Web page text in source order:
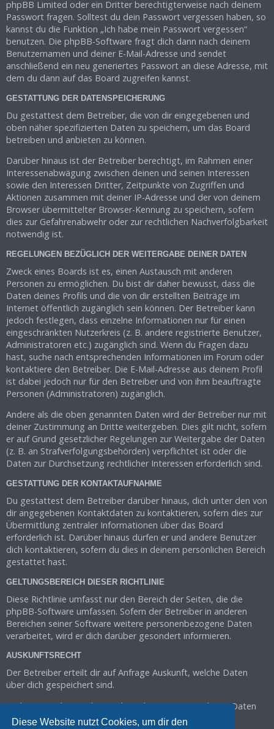
Diese Website nutzt Cookies, um dir den
phpBB Limited oder ein Dritter berechtigterweise nach deinem
Passwort fragen. Solltest du dein Passwort vergessen haben, so
kannst du die Funktion „Ich habe mein Passwort vergessen“
benutzen. Die phpBB-Software fragt dich dann nach deinem
Benutzernamen und deiner E-Mail-Adresse und sendet
anschließend ein neu generiertes Passwort an diese Adresse, mit
dem du dann auf das Board zugreifen kannst.
GESTATTUNG DER DATENSPEICHERUNG
Du gestattest dem Betreiber, die von dir eingegebenen und
oben näher spezifizierten Daten zu speichern, um das Board
betreiben und anbieten zu können.
Darüber hinaus ist der Betreiber berechtigt, im Rahmen einer
Interessenabwägung zwischen deinen und seinen Interessen
sowie den Interessen Dritter, Zeitpunkte von Zugriffen und
Aktionen zusammen mit deiner IP-Adresse und der von deinem
Browser übermittelter Browser-Kennung zu speichern, sofern
dies zur Gefahrenabwehr oder zur rechtlichen Nachverfolgbarkeit
notwendig ist.
REGELUNGEN BEZÜGLICH DER WEITERGABE DEINER DATEN
Zweck eines Boards ist es, einen Austausch mit anderen
Personen zu ermöglichen. Du bist dir daher bewusst, dass die
Daten deines Profils und die von dir erstellten Beiträge im
Internet öffentlich zugänglich sein können. Der Betreiber kann
jedoch festlegen, dass einzelne Informationen nur für einen
eingeschränkten Nutzerkreis (z. B. andere registrierte Benutzer,
Administratoren etc.) zugänglich sind. Wenn du Fragen dazu
hast, suche nach entsprechenden Informationen im Forum oder
kontaktiere den Betreiber. Die E-Mail-Adresse aus deinem Profil
ist dabei jedoch nur für den Betreiber und von ihm beauftragte
Personen (Administratoren) zugänglich.
Andere als die oben genannten Daten wird der Betreiber nur mit
deiner Zustimmung an Dritte weitergeben. Dies gilt nicht, sofern
er auf Grund gesetzlicher Regelungen zur Weitergabe der Daten
(z. B. an Strafverfolgungsbehörden) verpflichtet ist oder die
Daten zur Durchsetzung rechtlicher Interessen erforderlich sind.
GESTATTUNG DER KONTAKTAUFNAHME
Du gestattest dem Betreiber darüber hinaus, dich unter den von
dir angegebenen Kontaktdaten zu kontaktieren, sofern dies zur
Übermittlung zentraler Informationen über das Board
erforderlich ist. Darüber hinaus dürfen er und andere Benutzer
dich kontaktieren, sofern du dies in deinem persönlichen Bereich
gestattet hast.
GELTUNGSBEREICH DIESER RICHTLINIE
Diese Richtlinie umfasst nur den Bereich der Seiten, die die
phpBB-Software umfassen. Sofern der Betreiber in anderen
Bereichen seiner Software weitere personenbezogene Daten
verarbeitet, wird er dich darüber gesondert informieren.
AUSKUNFTSRECHT
Der Betreiber erteilt dir auf Anfrage Auskunft, welche Daten
über dich gespeichert sind.
Du kannst jederzeit die Löschung bzw. Sperrung deiner Daten
verlangen. Kontaktiere hierzu bitte den Betreiber.